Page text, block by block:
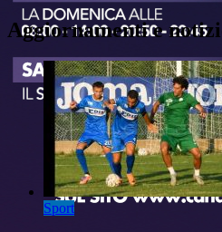
Aggiornamenti e
Sport